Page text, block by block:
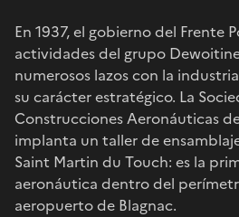
En 1937, el gobierno del Frente
actividades del grupo
numerosos lazos con la
su carácter estratégico. La
Construcciones Aeronáuticas
implanta un taller de
Saint Martin du Touch: es la
aeronáutica dentro del
aeropuerto de Blagnac.